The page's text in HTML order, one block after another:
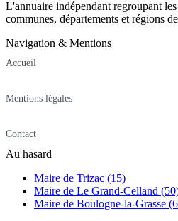
L'annuaire indépendant regroupant
communes, départements et régions
Navigation & Mentions
Accueil
Mentions légales
Contact
Au hasard
Maire de Trizac (15)
Maire de Le Grand-Celland
Maire de Boulogne-la-Grasse